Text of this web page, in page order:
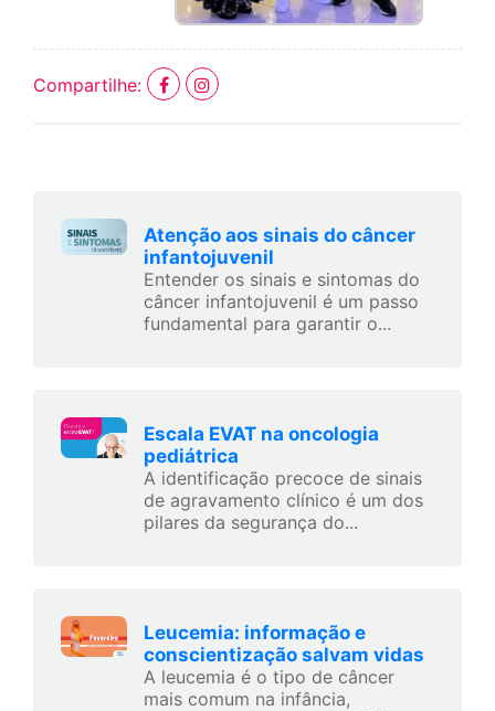
Compartilhe:
Atenção aos sinais do câncer
infantojuvenil
Entender os sinais e sintomas do
câncer infantojuvenil é um passo
fundamental para garantir o...
Escala EVAT na oncologia
pediátrica
A identificação precoce de sinais
de agravamento clínico é um dos
pilares da segurança do...
Leucemia: informação e
conscientização salvam vidas
A leucemia é o tipo de câncer
mais comum na infância,